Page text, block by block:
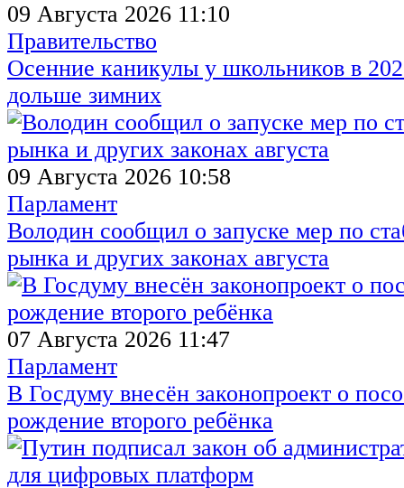
09 Августа 2026 11:10
Правительство
Осенние каникулы у школьников в
дольше зимних
09 Августа 2026 10:58
Парламент
Володин сообщил о запуске мер по
рынка и других законах августа
07 Августа 2026 11:47
Парламент
В Госдуму внесён законопроект о
рождение второго ребёнка